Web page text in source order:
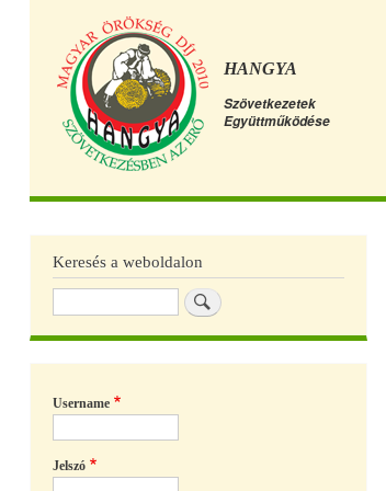
HANGYA
Szövetkezetek
Együttműködése
Főmenü
Keresés a weboldalon
Username
Jelszó